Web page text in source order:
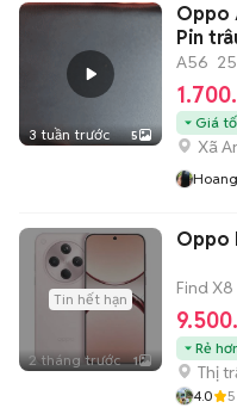
3 tuần trước 5
Oppo
Pin
A56
Giá
Xã
Hoang
Tin hết hạn
2 tháng trước 1
Oppo
Find X8
Rẻ
Thị
4.0 5